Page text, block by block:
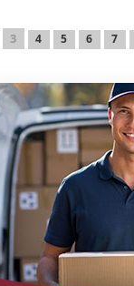
3 4 5 6 7